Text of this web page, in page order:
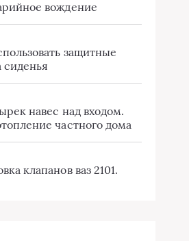
вождение
защитные
сиденья
навес над входом.
частного дома
клапанов ваз 2101.